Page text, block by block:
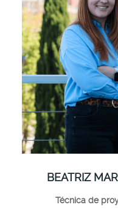
BEATRIZ
Técnica de